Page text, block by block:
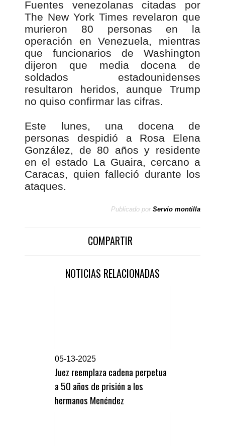
Fuentes venezolanas citadas por
The New York Times revelaron que
murieron 80 personas en la
operación en Venezuela, mientras
que funcionarios de Washington
dijeron que media docena de
soldados estadounidenses
resultaron heridos, aunque Trump
no quiso confirmar las cifras.
Este lunes, una docena de
personas despidió a Rosa Elena
González, de 80 años y residente
en el estado La Guaira, cercano a
Caracas, quien falleció durante los
ataques.
Publicado por Servio montilla
COMPARTIR
NOTICIAS RELACIONADAS
05-13-2025
Juez reemplaza cadena perpetua
a 50 años de prisión a los
hermanos Menéndez